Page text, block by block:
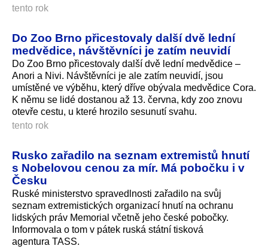
tento rok
Do Zoo Brno přicestovaly další dvě lední
medvědice, návštěvníci je zatím neuvidí
Do Zoo Brno přicestovaly další dvě lední medvědice –
Anori a Nivi. Návštěvníci je ale zatím neuvidí, jsou
umístěné ve výběhu, který dříve obývala medvědice Cora.
K němu se lidé dostanou až 13. června, kdy zoo znovu
otevře cestu, u které hrozilo sesunutí svahu.
tento rok
Rusko zařadilo na seznam extremistů hnutí
s Nobelovou cenou za mír. Má pobočku i v
Česku
Ruské ministerstvo spravedlnosti zařadilo na svůj
seznam extremistických organizací hnutí na ochranu
lidských práv Memorial včetně jeho české pobočky.
Informovala o tom v pátek ruská státní tisková
agentura TASS.